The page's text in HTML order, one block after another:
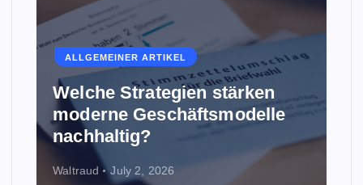
ALLGEMEINER ARTIKEL
Welche Strategien stärken
moderne Geschäftsmodelle
nachhaltig?
Waltraud July 2, 2026